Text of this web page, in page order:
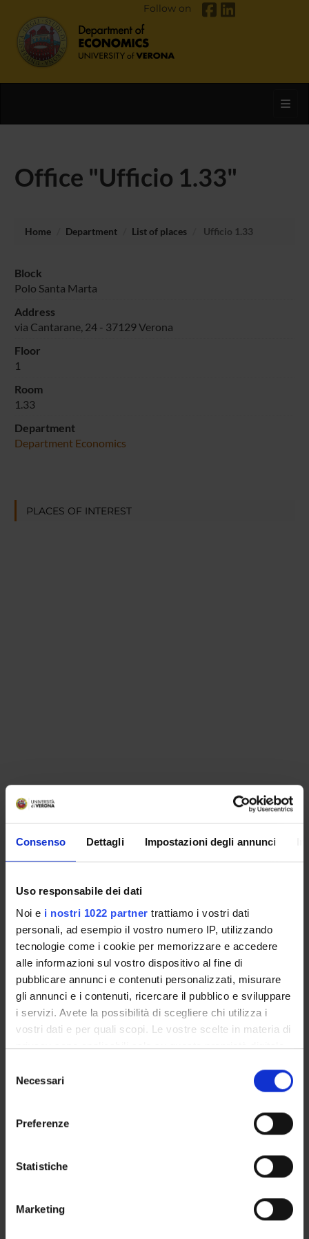
Consenso Dettagli Impostazioni degli annunci
Uso responsabile dei dati
Noi e i nostri 1022 partner trattiamo i vostri dati
personali, ad esempio il vostro numero IP, utilizzando
tecnologie come i cookie per memorizzare e accedere
alle informazioni sul vostro dispositivo al fine di
pubblicare annunci e contenuti personalizzati, misurare
gli annunci e i contenuti, ricercare il pubblico e sviluppare
i servizi. Avete la possibilità di scegliere chi utilizza i
vostri dati e per quali scopi. Le vostre scelte in materia di
privacy sono applicabili solo su questa proprietà digitale
modificare o revocare il proprio consenso in qualsiasi
momento dalla Dichiarazione sui cookie o facendo clic
raccogliere informazioni sulla tua posizione
geografica, con un'approssimazione di qualche
Identificare il tuo dispositivo, scansionandolo
delNecessari
Preferenze
Statistiche
Marketing
Follow on
Office "Ufficio 1.33"
Home Department List of places Ufficio 1.33
Block
Polo Santa Marta
Address
via Cantarane, 24 - 37129 Verona
Floor
1
Room
1.33
Department
Department Economics
PLACES OF INTEREST
ORGANISATION
DEPARTMENT ADMINISTRATION OFFICES
STUDENT ADMINISTRATION OFFICES
DEPARTMENT FACILITIES
RESEARCH LABORATORIES
RESEARCH CENTRES